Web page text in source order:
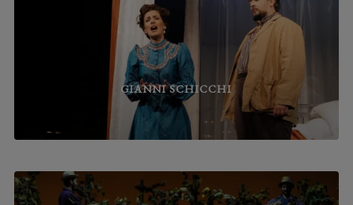
GIANNI SCHICCHI